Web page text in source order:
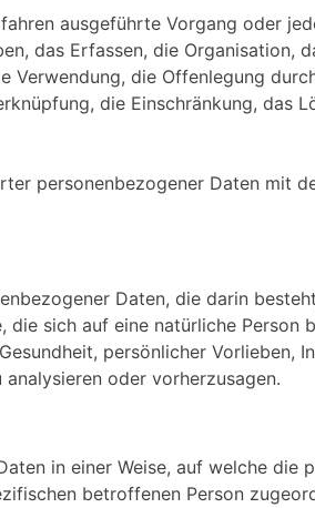
ausgeführte Vorgang oder
das Erfassen, die Organisation,
Verwendung, die Offenlegung
die Einschränkung, das
personenbezogener Daten mit
Daten, die darin
sich auf eine natürliche Person
persönlicher Vorlieben,
oder vorherzusagen.
in einer Weise, auf welche die
betroffenen Person